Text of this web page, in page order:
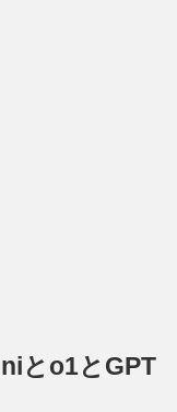
とo1とGPT